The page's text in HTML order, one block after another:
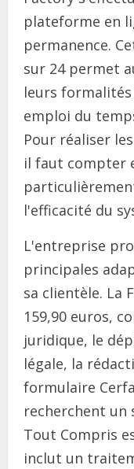
plateforme en
permanence.
sur 24 permet
leurs
emploi du
Pour réaliser
il faut compter
l'efficacité du
L'entreprise
principales
sa clientèle. La
159,90 euros,
juridique, le
légale, la
formulaire
recherchent un
Tout Compris
inclut un